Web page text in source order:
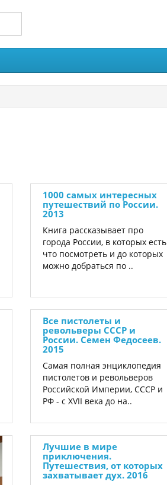
1000 самых интересных
путешествий по России.
2013
Книга рассказывает про
города России, в которых есть
что посмотреть и до которых
можно добраться по ..
Все пистолеты и
револьверы СССР и
России. Семен Федосеев.
2015
Самая полная энциклопедия
пистолетов и револьверов
Российской Империи, СССР и
РФ - с XVII века до на..
Лучшие в мире
приключения.
Путешествия, от которых
захватывает дух. 2016